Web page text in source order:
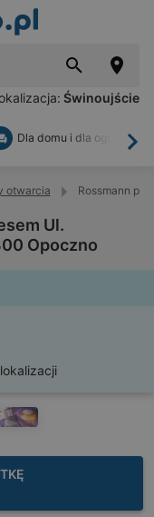
Świnoujście
Dla domu i dla ogrodu
otwarcia Rossmann
Ul.
Opoczno